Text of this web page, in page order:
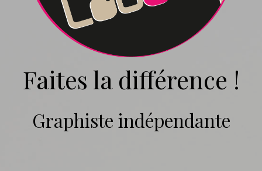
Faites la différence !
Graphiste indépendante